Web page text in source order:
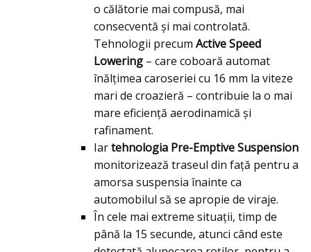
o călătorie mai compusă, mai
consecventă și mai controlată.
Tehnologii precum Active Speed
Lowering – care coboară automat
înălțimea caroseriei cu 16 mm la viteze
mari de croazieră – contribuie la o mai
mare eficiență aerodinamică și
rafinament.
Iartehnologia Pre-Emptive Suspension
monitorizează traseul din față pentru a
amorsa suspensia înainte ca
automobilul să se apropie de viraje.
În cele mai extreme situații, timp de
până la 15 secunde, atunci când este